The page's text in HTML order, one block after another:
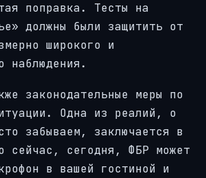
поправка. Тесты на
должны были защитить от
широкого и
наблюдения.
законодательные меры по
Одна из реалий, о
забываем, заключается в
сейчас, сегодня, ФБР может
в вашей гостиной и